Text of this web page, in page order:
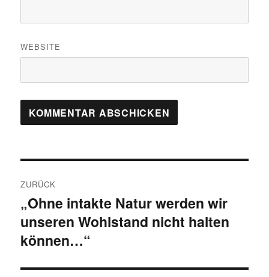
WEBSITE
ZURÜCK
Vorheriger
Beitrag:
„Ohne intakte Natur werden wir
unseren Wohlstand nicht halten
können…“